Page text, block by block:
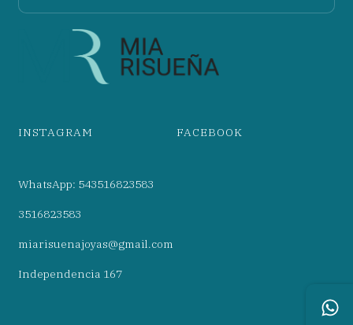
INSTAGRAM FACEBOOK
WhatsApp: 543516823583
3516823583
miarisuenajoyas@gmail.com
Independencia 167